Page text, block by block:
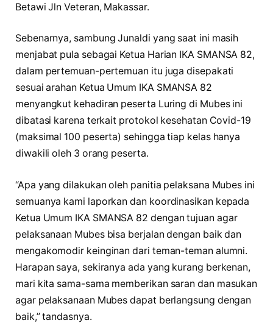
Betawi Jln Veteran, Makassar.
Sebenarnya, sambung Junaldi yang saat ini masih
menjabat pula sebagai Ketua Harian IKA SMANSA 82,
dalam pertemuan-pertemuan itu juga disepakati
sesuai arahan Ketua Umum IKA SMANSA 82
menyangkut kehadiran peserta Luring di Mubes ini
dibatasi karena terkait protokol kesehatan Covid-19
(maksimal 100 peserta) sehingga tiap kelas hanya
diwakili oleh 3 orang peserta.
“Apa yang dilakukan oleh panitia pelaksana Mubes ini
semuanya kami laporkan dan koordinasikan kepada
Ketua Umum IKA SMANSA 82 dengan tujuan agar
pelaksanaan Mubes bisa berjalan dengan baik dan
mengakomodir keinginan dari teman-teman alumni.
Harapan saya, sekiranya ada yang kurang berkenan,
mari kita sama-sama memberikan saran dan masukan
agar pelaksanaan Mubes dapat berlangsung dengan
baik,” tandasnya.